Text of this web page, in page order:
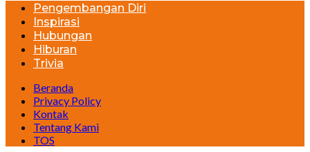
Pengembangan Diri
Inspirasi
Hubungan
Hiburan
Trivia
Beranda
Privacy Policy
Kontak
Tentang Kami
TOS